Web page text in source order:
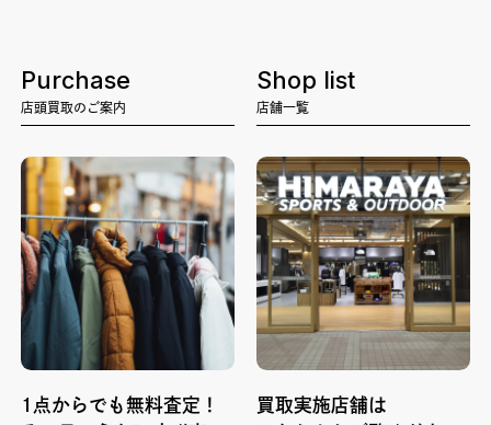
Purchase
店頭買取のご案内
1点からでも無料査定！
Shop list
店舗一覧
買取実施店舗は